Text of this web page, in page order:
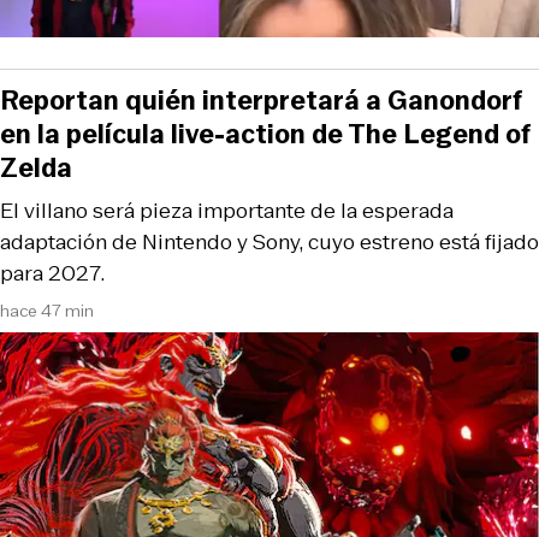
hace 47 min
El villano será pieza importante de la esperada
adaptación de Nintendo y Sony, cuyo estreno está fijado
para 2027.
Reportan quién interpretará a Ganondorf
en la película live-action de The Legend of
Zelda